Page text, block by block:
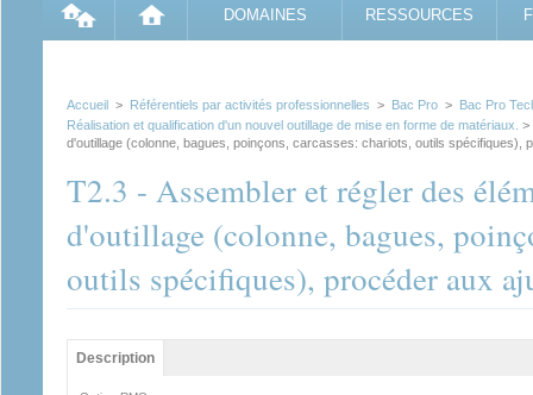
DOMAINES RESSOURCES
Accueil > Référentiels par activités professionnelles > Bac Pro > Bac Pro
Réalisation et qualification d'un nouvel outillage de mise en forme de matériaux. >
d'outillage (colonne, bagues, poinçons, carcasses: chariots, outils spécifiques),
T2.3 - Assembler et régler des
d'outillage (colonne, bagues,
outils spécifiques), procéder aux
Groupe principal
Description